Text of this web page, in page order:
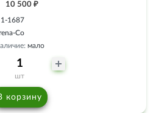
10 500 ₽
1-1687
Co
мало
шт
корзину